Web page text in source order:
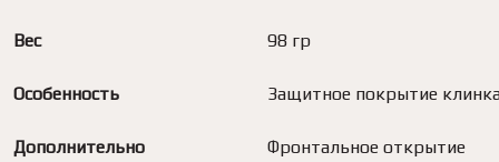
Вес 98 гр
Особенность Защитное покрытие
Дополнительно
Фронтальное открытие